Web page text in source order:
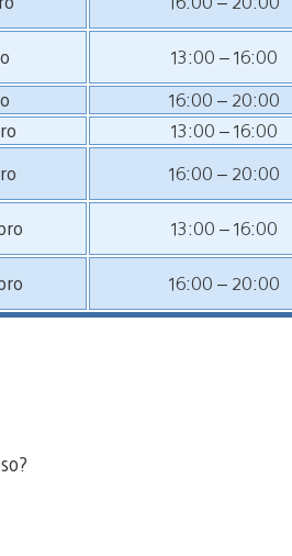
13:00 – 16:00
16:00 – 20:00
13:00 – 16:00
16:00 – 20:00
13:00 – 16:00
16:00 – 20:00